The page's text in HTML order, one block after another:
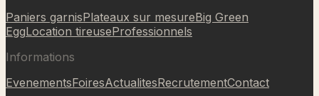
Paniers garnisPlateaux sur mesureBig Green
EggLocation tireuseProfessionnels
Informations
EvenementsFoiresActualitesRecrutementContact